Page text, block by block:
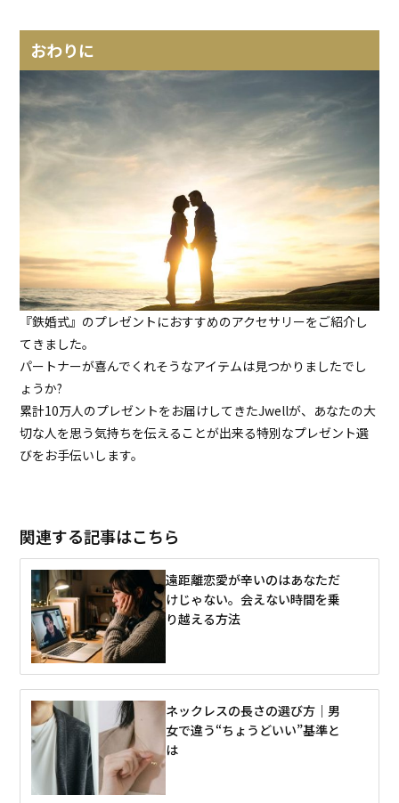
おわりに
『鉄婚式』のプレゼントにおすすめのアクセサリーをご紹介し
てきました。
パートナーが喜んでくれそうなアイテムは見つかりましたでし
ょうか?
累計10万人のプレゼントをお届けしてきたJwellが、あなたの大
切な人を思う気持ちを伝えることが出来る特別なプレゼント選
びをお手伝いします。
関連する記事はこちら
遠距離恋愛が辛いのはあなただ
けじゃない。会えない時間を乗
り越える方法
ネックレスの長さの選び方｜男
女で違う“ちょうどいい”基準と
は